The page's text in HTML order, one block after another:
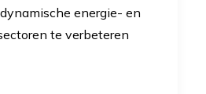
energie- en
te verbeteren